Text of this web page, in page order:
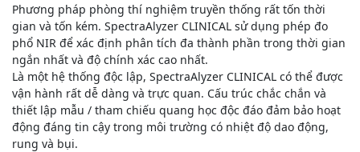
Phương pháp phòng thí nghiệm truyền thống rất tốn thời
gian và tốn kém. SpectraAlyzer CLINICAL sử dụng phép đo
phổ NIR để xác định phân tích đa thành phần trong thời gian
ngắn nhất và độ chính xác cao nhất.
Là một hệ thống độc lập, SpectraAlyzer CLINICAL có thể được
vận hành rất dễ dàng và trực quan. Cấu trúc chắc chắn và
thiết lập mẫu / tham chiếu quang học độc đáo đảm bảo hoạt
động đáng tin cậy trong môi trường có nhiệt độ dao động,
rung và bụi.